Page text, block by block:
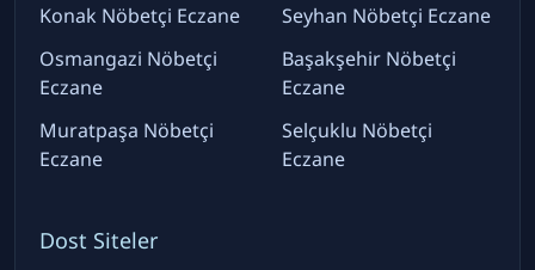
Konak Nöbetçi Eczane
Osmangazi Nöbetçi
Eczane
Muratpaşa Nöbetçi
Eczane
Seyhan Nöbetçi Eczane
Başakşehir Nöbetçi
Eczane
Selçuklu Nöbetçi
Eczane
Dost Siteler